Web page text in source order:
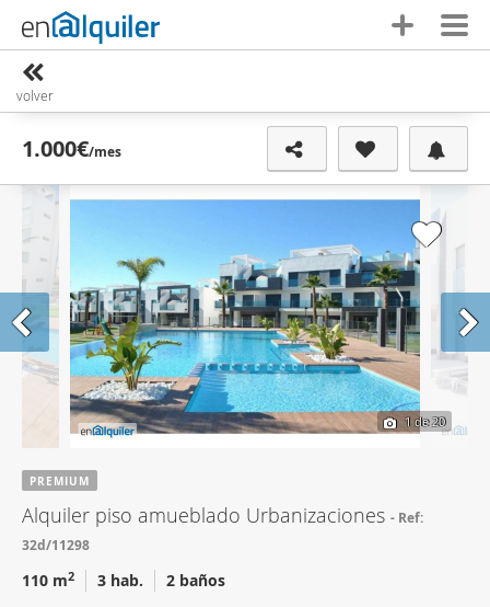
volver
1.000€/mes
1 de 20
PREMIUM
Alquiler piso amueblado Urbanizaciones
Ref:
32d/11298
110 m2 3 hab.
2 baños